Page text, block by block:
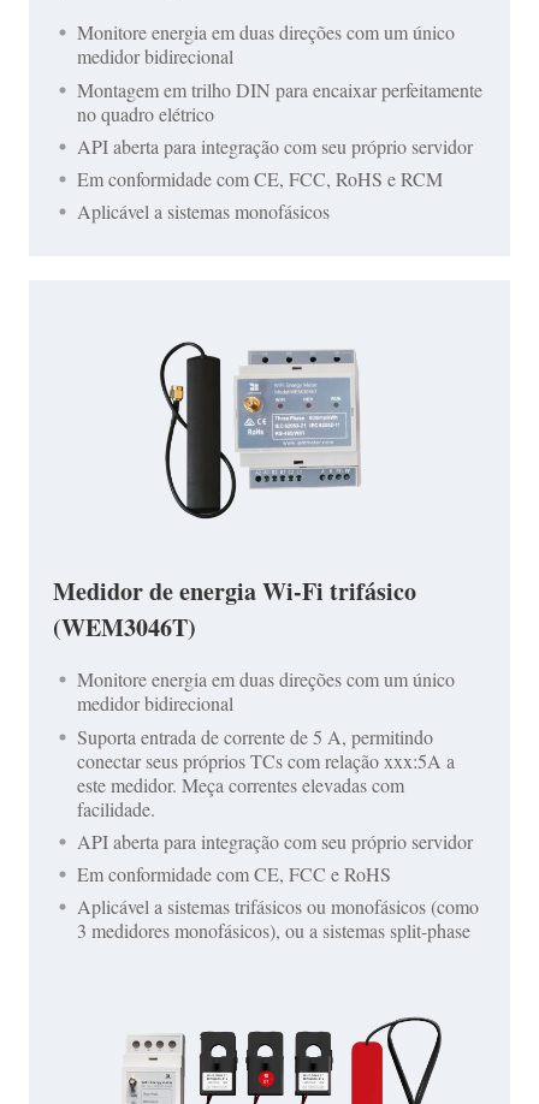
Monitore energia em duas direções com um único
medidor bidirecional
Montagem em trilho DIN para encaixar perfeitamente
no quadro elétrico
API aberta para integração com seu próprio servidor
Em conformidade com CE, FCC, RoHS e RCM
Aplicável a sistemas monofásicos
Medidor de energia Wi-Fi trifásico
(WEM3046T)
Monitore energia em duas direções com um único
medidor bidirecional
Suporta entrada de corrente de 5 A, permitindo
conectar seus próprios TCs com relação xxx:5A a
este medidor. Meça correntes elevadas com
facilidade.
API aberta para integração com seu próprio servidor
Em conformidade com CE, FCC e RoHS
Aplicável a sistemas trifásicos ou monofásicos (como
3 medidores monofásicos), ou a sistemas split-phase